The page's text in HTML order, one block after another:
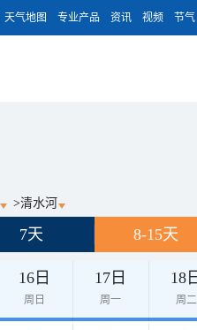
天气地图 专业产品 资讯 视频 节气
>清水河
7天 8-15天
16日
周日
17日
周一
18
周二